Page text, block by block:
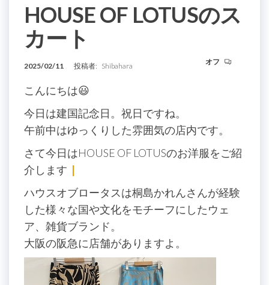
HOUSE OF LOTUSのス
カート
2025/02/11 投稿者: Shibahara オフ
こんにちは😃
今日は建国記念日。祝日ですね。
午前中はゆっくりした雰囲気の店内です。
さて今日はHOUSE OF LOTUSのお洋服をご紹
介します
ハウスオブロータスは桐島かれんさんが経験
した様々な国や文化をモチーフにしたウェ
ア、雑貨ブランド。
大阪の阪急に店舗がありますよ。